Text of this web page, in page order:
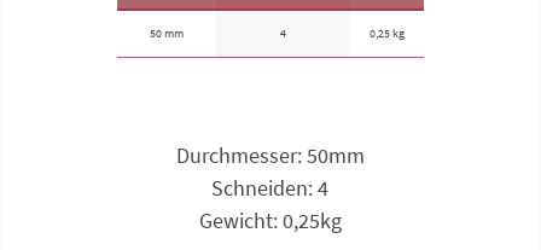
50 mm 4 0,25 kg
Durchmesser: 50mm
Schneiden: 4
Gewicht: 0,25kg